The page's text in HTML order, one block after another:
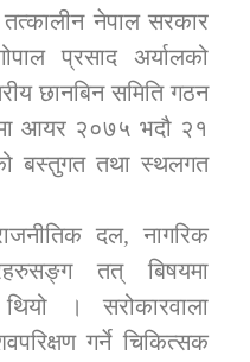
तत्कालीन नेपाल सरकार
प्रसाद अर्यालको
छानबिन समिति गठन
आयर २०७५ भदौ २१
बस्तुगत तथा स्थलगत
दल, नागरिक
तत् बिषयमा
। सरोकारवाला
गर्ने चिकित्सक